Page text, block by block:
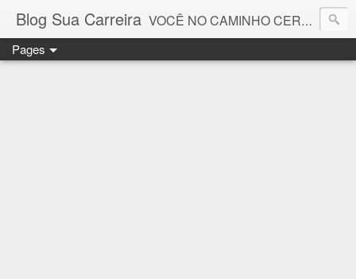
Blog Sua Carreira VOCÊ NO CAMINHO CERTO! 🤓💻🚀
Pages